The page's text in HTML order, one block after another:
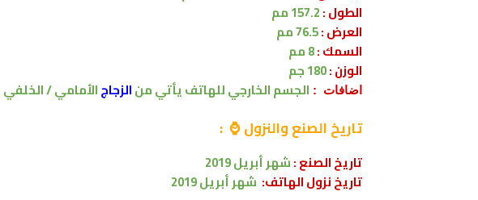
الطول :157.2 مم
العرض :
السمك :8 مم
الوزن :
اضافات : الجسمالخارجي للهاتف يأتيمنالزجاجالأمامي / الخلفي
تاريخ الصنع والنزول ⌚ :
تاريخ الصنع :شهرأبريل
تاريخ نزول الهاتف: شهر أبريل 2019